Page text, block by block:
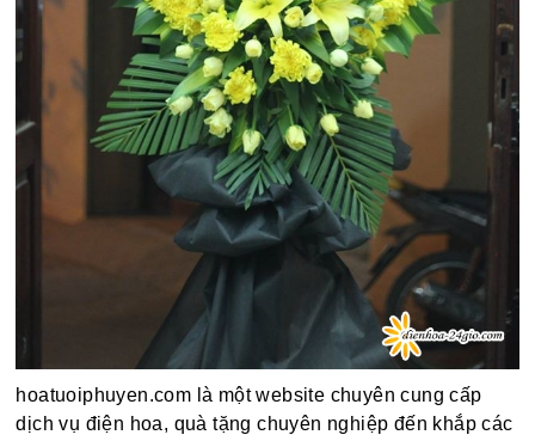
hoatuoiphuyen.com là một website chuyên cung cấp
dịch vụ điện hoa, quà tặng chuyên nghiệp đến khắp các